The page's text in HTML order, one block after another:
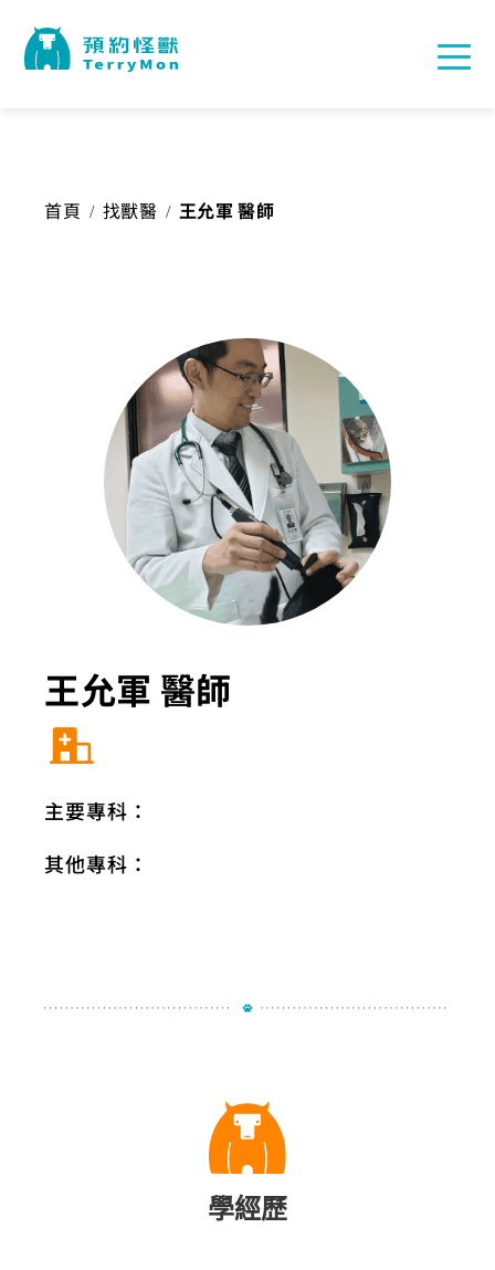
首頁 / 找獸醫 / 王允軍 醫師
王允軍 醫師
主要專科：
其他專科：
學經歷